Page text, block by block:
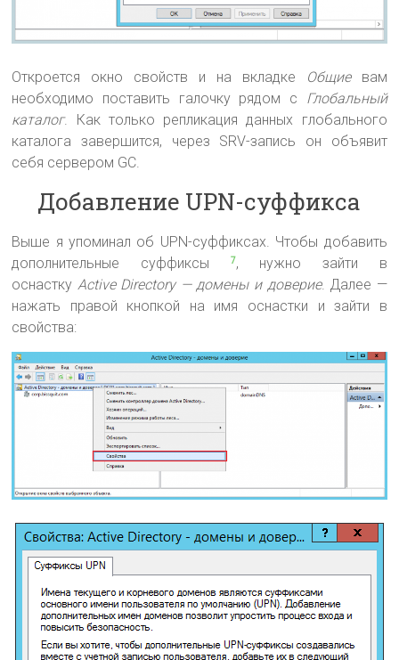
Откроется окно свойств и на вкладке Общиевам
необходимо поставить галочку рядом с Глобальный
каталог. Как только репликация данных глобального
каталога завершится, через SRV-запись он объявит
себя сервером GC.
Добавление UPN-суффикса
Выше я упоминал об UPN-суффиксах. Чтобы добавить
дополнительные суффиксы
7, нужно зайти в
оснастку Active Directory — домены и доверие. Далее —
нажать правой кнопкой на имя оснастки и зайти в
свойства: